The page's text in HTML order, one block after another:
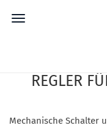
REGLER
Mechanische Schalter